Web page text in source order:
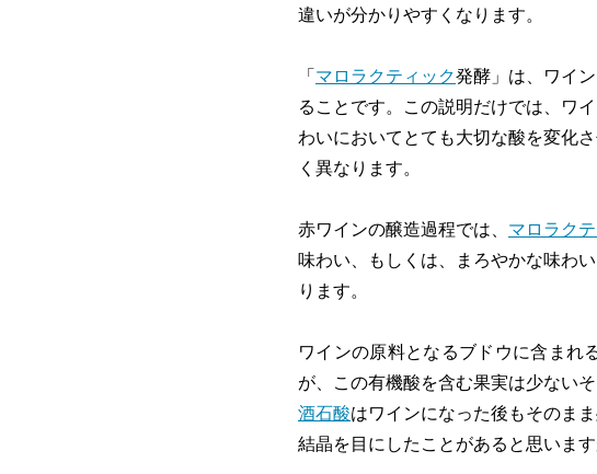
違いが分かりやすくなります。
「 マロラクティック発酵」は、ワイ
ることです。この説明だけでは、ワ
わいにおいてとても大切な酸を変化さ
く異なります。
赤ワインの醸造過程では、 マロラク
味わい、もしくは、まろやかな味わ
ります。
ワインの原料となるブドウに含まれ
が、この有機酸を含む果実は少ないそ
酒石酸はワインになった後もそのま
結晶を目にしたことがあると思います